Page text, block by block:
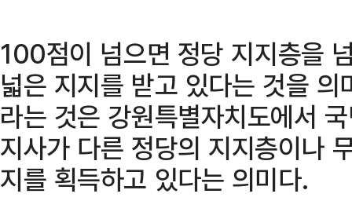
100점이 넘으면 정당 지지층을
넓은 지지를 받고 있다는 것을
라는 것은 강원특별자치도에서
지사가 다른 정당의 지지층이나
지를 획득하고 있다는 의미다.